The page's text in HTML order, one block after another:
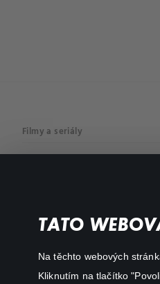
TATO
Na těchto webových
Kliknutím na tlačítko
Filmy a seriály
Akční